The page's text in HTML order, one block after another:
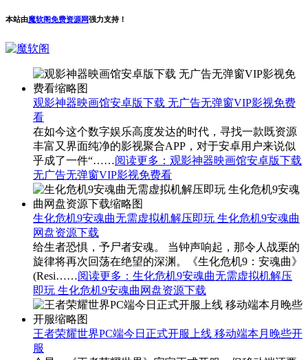
本站由魔软阁免费资源网强力支持！
观影神器映画馆安卓版下载 无广告无弹窗VIP影视免费
看
在如今这个数字娱乐高度发达的时代，寻找一款既资源
丰富又界面纯净的影视聚合APP，对于安卓用户来说似
乎成了一件“……阅读更多 ：观影神器映画馆安卓版下载
无广告无弹窗VIP影视免费看
生化危机9安魂曲无需虚拟机解压即玩 生化危机9安魂曲
网盘资源下载
给生者恐惧，予尸者安魂。 当钟声响起，那令人战栗的
旋律将再次回荡在绝望的深渊。《生化危机9：安魂曲》
(Resi……阅读更多 ：生化危机9安魂曲无需虚拟机解压
即玩 生化危机9安魂曲网盘资源下载
王者荣耀世界PC端今日正式开服上线 移动端本月晚些开
服